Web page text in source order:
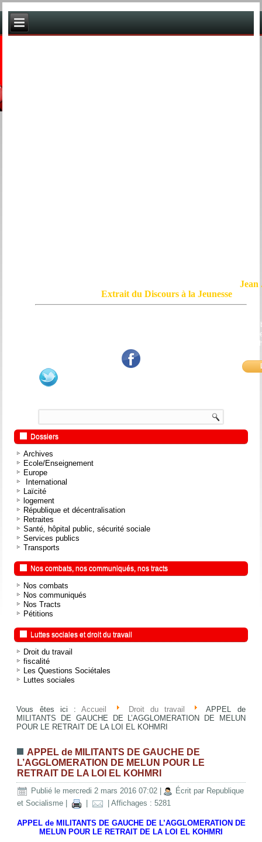
Jean
Extrait du Discours à la Jeunesse
mensonge triomphant qui passe, et de ne pas faire écho, de notre
bouche et de nos mains aux applaudissements imbéciles et aux
Dossiers
Archives
Ecole/Enseignement
Europe
International
Laïcité
logement
République et décentralisation
Retraites
Santé, hôpital public, sécurité sociale
Services publics
Transports
Nos combats, nos communiqués, nos tracts
Nos combats
Nos communiqués
Nos Tracts
Pétitions
Luttes sociales et droit du travail
Droit du travail
fiscalité
Les Questions Sociétales
Luttes sociales
Vous êtes ici :Accueil Droit du travail
APPEL de
MILITANTS DE GAUCHE DE L’AGGLOMERATION DE MELUN
POUR LE RETRAIT DE LA LOI EL KOHMRI
APPEL de MILITANTS DE GAUCHE DE
L’AGGLOMERATION DE MELUN POUR LE
RETRAIT DE LA LOI EL KOHMRI
Publié le mercredi 2 mars 2016 07:02
Écrit par Republique
et Socialisme
| Affichages : 5281
APPEL de MILITANTS DE GAUCHE DE L’AGGLOMERATION DE
MELUN POUR LE RETRAIT DE LA LOI EL KOHMRI